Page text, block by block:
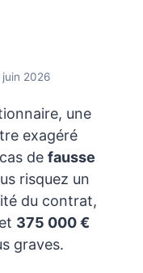
2026
une
exagéré
de fausse
risquez un
du contrat,
et 375 000 €
graves.